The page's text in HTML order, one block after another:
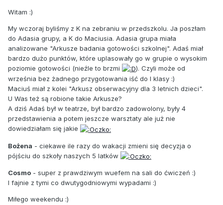
Witam :)
My wczoraj byliśmy z K na zebraniu w przedszkolu. Ja poszłam
do Adasia grupy, a K do Maciusia. Adasia grupa miała
analizowane "Arkusze badania gotowości szkolnej". Adaś miał
bardzo dużo punktów, które uplasowały go w grupie o wysokim
poziomie gotowości (nieźle to brzmi
). Czyli może od
września bez żadnego przygotowania iść do I klasy :)
Maciuś miał z kolei "Arkusz obserwacyjny dla 3 letnich dzieci".
U Was też są robione takie Arkusze?
A dziś Adaś był w teatrze, był bardzo zadowolony, były 4
przedstawienia a potem jeszcze warsztaty ale już nie
dowiedziałam się jakie
Bożena - ciekawe ile razy do wakacji zmieni się decyzja o
pójściu do szkoły naszych 5 latków
Cosmo - super z prawdziwym wuefem na sali do ćwiczeń :)
I fajnie z tymi co dwutygodniowymi wypadami :)
Miłego weekendu :)